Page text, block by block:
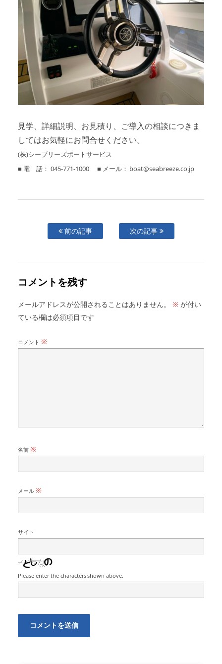
見学、詳細説明、お見積り、ご導入の相談につきま
してはお気軽にお問合せください。
(株)シーブリーズボートサービス
■ 電 話： 045-771-1000 ■ メール： boat@seabreeze.co.jp
前の記事 次の記事
コメントを残す
メールアドレスが公開されることはありません。 ※が付い
ている欄は必須項目です
コメント ※
名前 ※
メール ※
サイト
Please enter the characters shown above.